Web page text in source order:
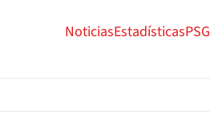
NoticiasEstadísticasPSG